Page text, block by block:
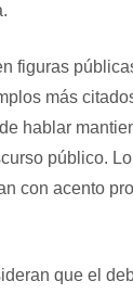
figuras
más
hablar
público.
con acento
que el